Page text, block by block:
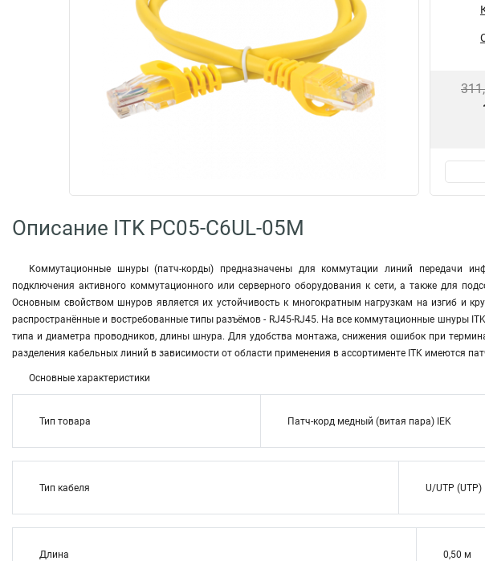
Описание ITK PC05-C6UL-05M
Коммутационные шнуры (патч-корды) предназначены для коммутации линий передачи
подключения активного коммутационного или серверного оборудования к сети, а также для
Основным свойством шнуров является их устойчивость к многократным нагрузкам на изгиб и
распространённые и востребованные типы разъёмов - RJ45-RJ45. На все коммутационные шнуры
типа и диаметра проводников, длины шнура. Для удобства монтажа, снижения ошибок при
разделения кабельных линий в зависимости от области применения в ассортименте ITK имеются
Основные характеристики
Тип товара Патч-корд медный (витая пара) IEK
Тип кабеля U/UTP (UTP)
Длина 0,50 м